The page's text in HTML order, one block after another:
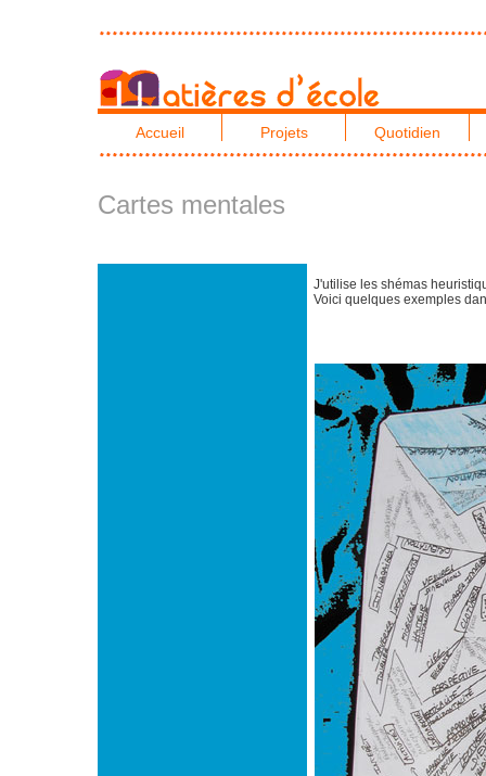
Accueil Projets Quotidien
Cartes mentales
J'utilise les shémas
Voici quelques exemples